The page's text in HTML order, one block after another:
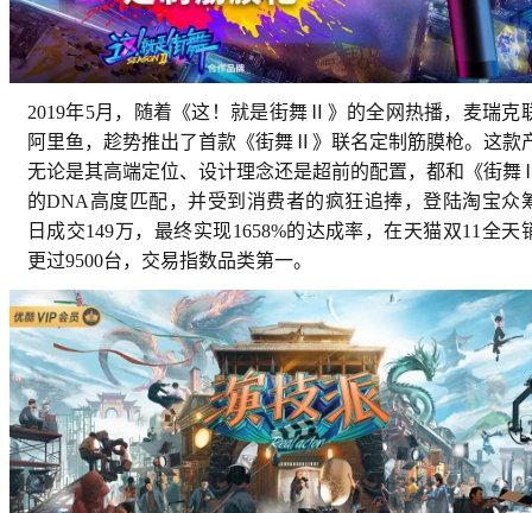
2019年5月，随着《这！就是街舞Ⅱ》的全网热播，麦瑞克
阿里鱼，趁势推出了首款《街舞Ⅱ》联名定制筋膜枪。这款
无论是其高端定位、设计理念还是超前的配置，都和《街
的DNA高度匹配，并受到消费者的疯狂追捧，登陆淘宝众
日成交149万，最终实现1658%的达成率，在天猫双11全天
更过9500台，交易指数品类第一。